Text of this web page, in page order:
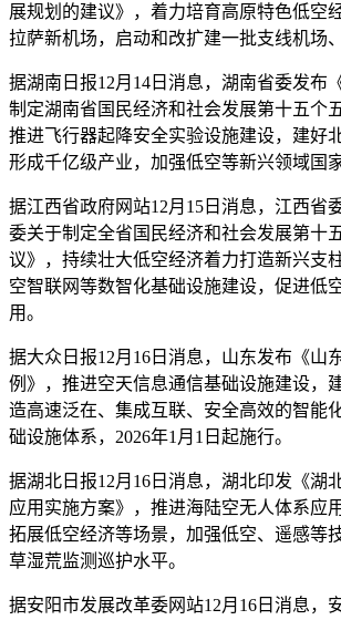
展规划的建议》，着力培育高原特色低空
拉萨新机场，启动和改扩建一批支线机场
据湖南日报12月14日消息，湖南省委发布
制定湖南省国民经济和社会发展第十五个
推进飞行器起降安全实验设施建设，建好
形成千亿级产业，加强低空等新兴领域国
据江西省政府网站12月15日消息，江西省
委关于制定全省国民经济和社会发展第十
议》，持续壮大低空经济着力打造新兴支
空智联网等数智化基础设施建设，促进低
用。
据大众日报12月16日消息，山东发布《山
例》，推进空天信息通信基础设施建设，
造高速泛在、集成互联、安全高效的智能
础设施体系，2026年1月1日起施行。
据湖北日报12月16日消息，湖北印发《湖
应用实施方案》，推进海陆空无人体系应
拓展低空经济等场景，加强低空、遥感等
草湿荒监测巡护水平。
据安阳市发展改革委网站12月16日消息，